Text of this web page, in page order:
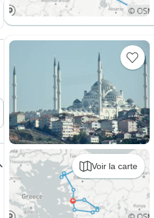
Voir la carte